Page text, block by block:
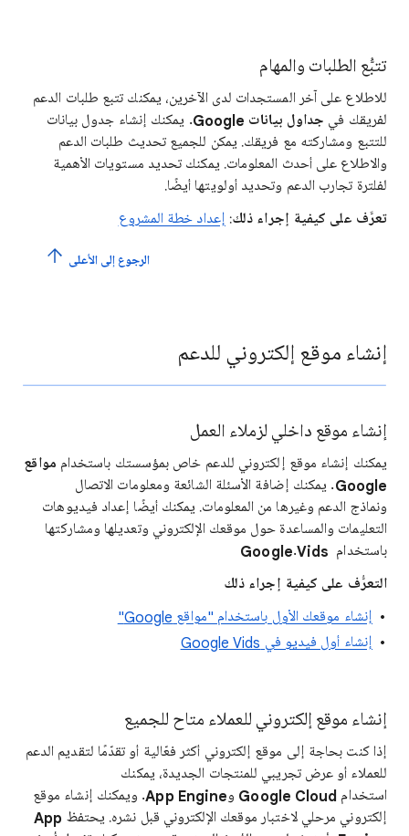
تتبُّع الطلبات والمهام
للاطلاع على آخر المستجدات لدى الآخرين، يمكنك تتبع طلبات الدعم
لفريقك في جداول بيانات Google. يمكنك إنشاء جدول بيانات
للتتبع ومشاركته مع فريقك. يمكن للجميع تحديث طلبات الدعم
والاطلاع على أحدث المعلومات. يمكنك تحديد مستويات الأهمية
لفلترة تجارب الدعم وتحديد أولويتها أيضًا.
تعرَّف على كيفية إجراء ذلك: إعداد خطة المشروع
الرجوع إلى الأعلى
إنشاء موقع إلكتروني للدعم
إنشاء موقع داخلي لزملاء العمل
يمكنك إنشاء موقع إلكتروني للدعم خاص بمؤسستك باستخدام مواقع
Google. يمكنك إضافة الأسئلة الشائعة ومعلومات الاتصال
ونماذج الدعم وغيرها من المعلومات. يمكنك أيضًا إعداد فيديوهات
التعليمات والمساعدة حول موقعك الإلكتروني وتعديلها ومشاركتها
باستخدام Vids
.
التعرُّف على كيفية إجراء ذلك
إنشاء موقعك الأول باستخدام "مواقع Google"
إنشاء أول فيديو في Google Vids
إنشاء موقع إلكتروني للعملاء متاح للجميع
إذا كنت بحاجة إلى موقع إلكتروني أكثر فعّالية أو تقدّمًا لتقديم الدعم
للعملاء أو عرض تجريبي للمنتجات الجديدة، يمكنك
استخدام Google Cloud وApp Engine. ويمكنك إنشاء موقع
إلكتروني مرحلي لاختبار موقعك الإلكتروني قبل نشره. يحتفظ App